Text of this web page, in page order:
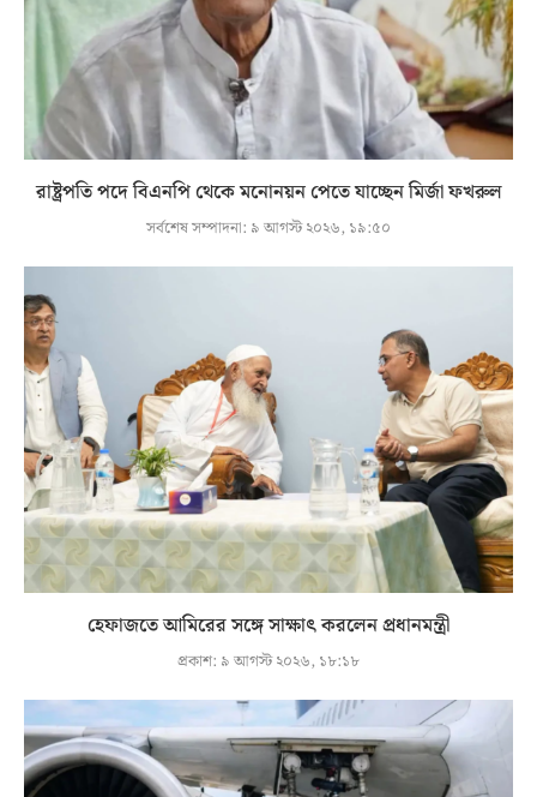
রাষ্ট্রপতি পদে বিএনপি থেকে মনোনয়ন পেতে যাচ্ছেন মির্জা ফখরুল
সর্বশেষ সম্পাদনা: ৯ আগস্ট ২০২৬, ১৯:৫০
হেফাজতে আমিরের সঙ্গে সাক্ষাৎ করলেন প্রধানমন্ত্রী
প্রকাশ: ৯ আগস্ট ২০২৬, ১৮:১৮